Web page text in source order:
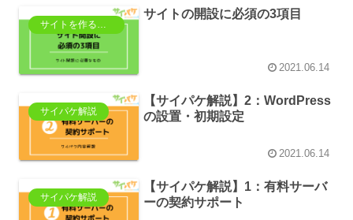
サイトを作るのに必要なもの
サイトの開設に必須の3項目
2021.06.14
サイパケ解説
【サイパケ解説】2：WordPress
の設置・初期設定
2021.06.14
サイパケ解説
【サイパケ解説】1：有料サーバ
ーの契約サポート